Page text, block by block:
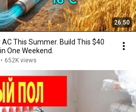
26:50
This Summer. Build This $40
One Weekend.
• 652K views